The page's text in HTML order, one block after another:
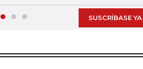
SUSCRÍBASE YA